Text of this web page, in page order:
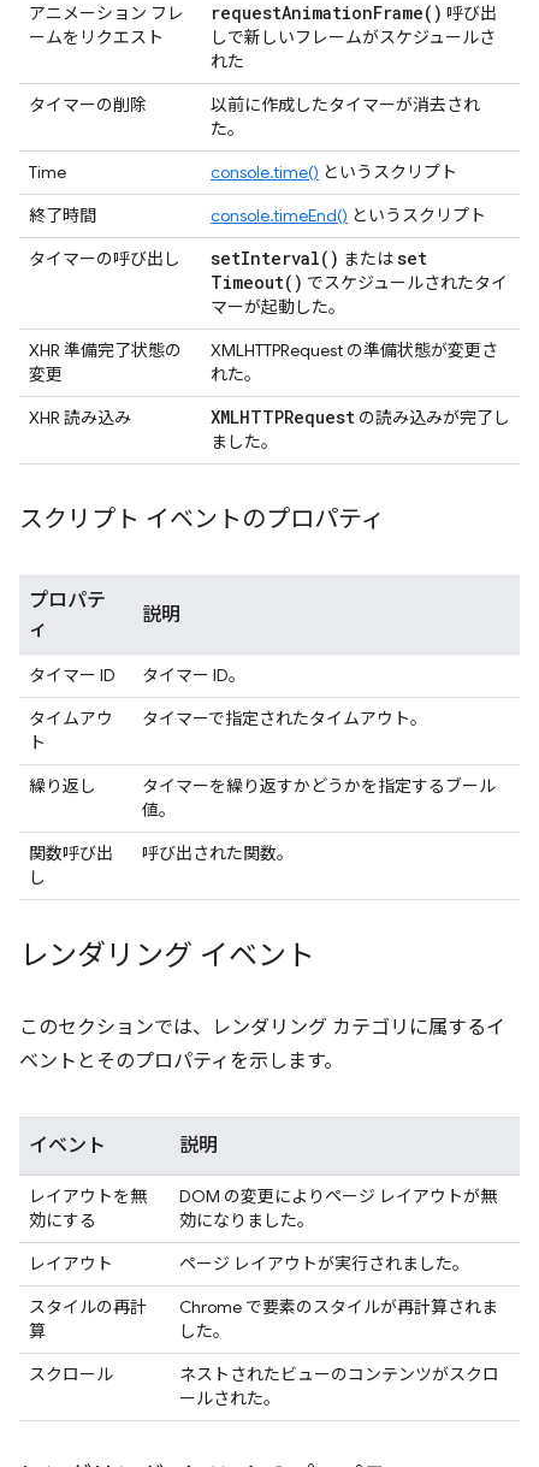
アニメーション フレ
ームをリクエスト
requestAnimationFrame( ) 呼び出
しで新しいフレームがスケジュールさ
れた
タイマーの削除
以前に作成したタイマーが消去され
た。
Time
console.time() というスクリプト
終了時間
console.timeEnd() というスクリプト
タイマーの呼び出し
setInterval( ) またはset
Timeout( ) でスケジュールされたタイ
マーが起動した。
XHR 準備完了状態の
変更
XMLHTTPRequest の準備状態が変更さ
れた。
XHR 読み込み
XMLHTTPRequest の読み込みが完了し
ました。
スクリプト イベントのプロパティ
プロパテ
ィ
説明
タイマー ID
タイマー ID。
タイムアウ
ト
タイマーで指定されたタイムアウト。
繰り返し
タイマーを繰り返すかどうかを指定するブール
値。
関数呼び出
し
呼び出された関数。
レンダリング イベント
このセクションでは、レンダリング カテゴリに属するイ
ベントとそのプロパティを示します。
イベント 説明
レイアウトを無
効にする
DOM の変更によりページ レイアウトが無
効になりました。
レイアウト
ページ レイアウトが実行されました。
スタイルの再計
算
Chrome で要素のスタイルが再計算されま
した。
スクロール
ネストされたビューのコンテンツがスクロ
ールされた。